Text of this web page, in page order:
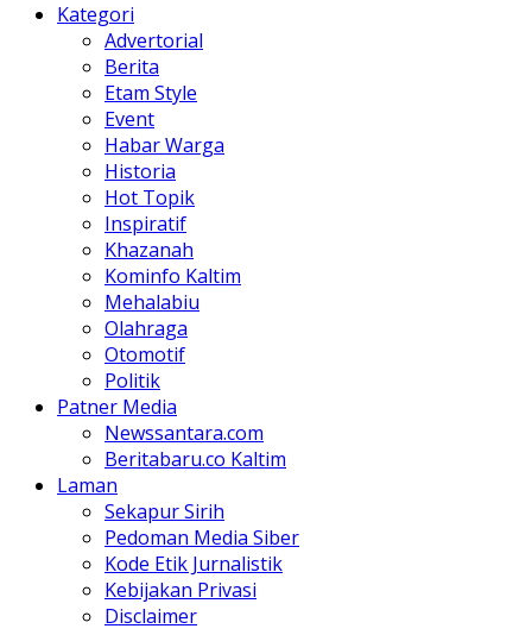
Kategori
Advertorial
Berita
Etam Style
Event
Habar Warga
Historia
Hot Topik
Inspiratif
Khazanah
Kominfo Kaltim
Mehalabiu
Olahraga
Otomotif
Politik
Patner Media
Newssantara.com
Beritabaru.co Kaltim
Laman
Sekapur Sirih
Pedoman Media Siber
Kode Etik Jurnalistik
Kebijakan Privasi
Disclaimer